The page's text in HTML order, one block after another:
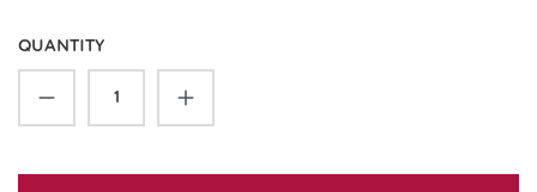
QUANTITY
Product Quantity: Enter the desired amount